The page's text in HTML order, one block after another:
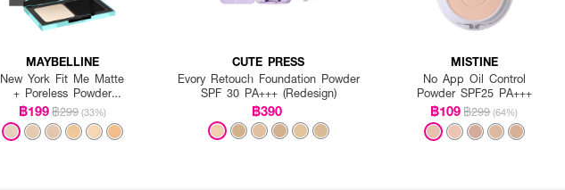
MAYBELLINE
New York Fit Me Matte
+ Poreless Powder
Foundation SPF 44
PA++++ Ultmt TWC SPF
฿199฿299 (33%)
CUTE PRESS
Evory Retouch Foundation Powder
SPF 30 PA+++ (Redesign)
฿390
MISTINE
No App Oil Control
Powder SPF25 PA+++
฿109฿299 (64%)